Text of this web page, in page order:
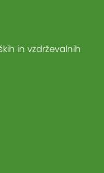
in vzdrževalnih